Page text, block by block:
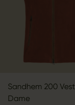
Sandhem 200 Vest
Dame